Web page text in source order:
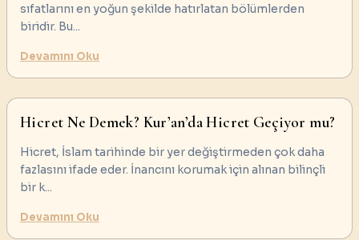
sıfatlarını en yoğun şekilde hatırlatan bölümlerden
biridir. Bu...
Devamını Oku
Hicret Ne Demek? Kur’an’da Hicret Geçiyor mu?
Hicret, İslam tarihinde bir yer değiştirmeden çok daha
fazlasını ifade eder. İnancını korumak için alınan bilinçli
bir k...
Devamını Oku